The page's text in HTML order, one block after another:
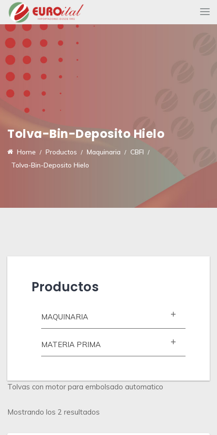
Tolva-Bin-Deposito Hielo
Home Productos Maquinaria
CBFI
Tolva-Bin-Deposito Hielo
Productos
MAQUINARIA
MATERIA PRIMA
Tolvas con motor para embolsado automatico
Mostrando los 2 resultados